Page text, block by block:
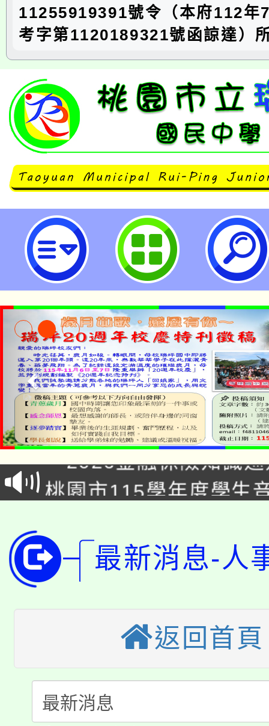
11255919391號令（本府112年
考字第1120189321號函諒達）
檢送銓敘部113年5月13日部法一字
11357037031號令影本1份-桃園
公告本校115學年度第
代理(課)教師甄選結果(
「2026金融保險知識
車」活動
桃園市115學年度學生
代理(課)教師甄選結果(
公告本校115學年度第
代理(課)教師甄選結果(
轉知中國文化大學推廣
《TA101》溝通分析基
程，歡迎學生輔導中心
心理、諮商輔導、社會
系所師生報名參加。
縣市「校園短影音徵
門員」簡章及活動海報
踴躍報名參加。
桃園市115學年度學生
要點
展演活動實施計畫」
115年度「教育部表揚
最新消息-人
返回首頁